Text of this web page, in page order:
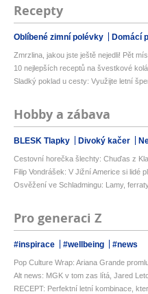
Recepty
Oblíbené zimní polévky Domácí
Zmrzlina, jakou jste ještě nejedli! Pět
10 nejlepších receptů na švestkové
Sladký poklad u cesty: Využijte letní
Hobby a zábava
BLESK Tlapky Divoký kačer
Cestovní horečka šlechty: Chuďas z
Filip Vondrášek: V Jižní Americe si lidé
Osvěžení ve Schladmingu: Lamy,
Pro generaci Z
#inspirace #wellbeing #news
Pop Culture Wrap: Ariana Grande
Alt news: MGK v tom zas lítá, Jared
RECEPT: Perfektní letní kombinace,